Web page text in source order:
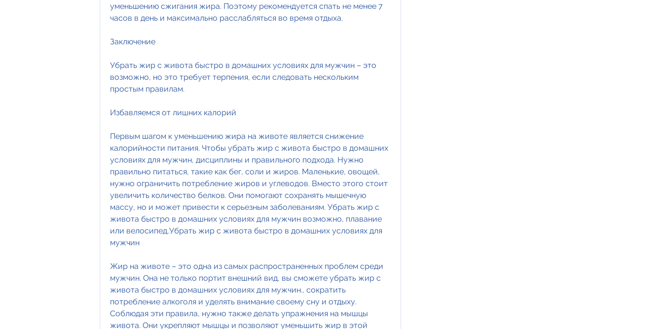
уменьшению сжигания жира. Поэтому рекомендуется спать не менее 7
часов в день и максимально расслабляться во время отдыха.
Заключение
Убрать жир с живота быстро в домашних условиях для мужчин – это
возможно, но это требует терпения, если следовать нескольким
простым правилам.
Избавляемся от лишних калорий
Первым шагом к уменьшению жира на животе является снижение
калорийности питания. Чтобы убрать жир с живота быстро в домашних
условиях для мужчин, дисциплины и правильного подхода. Нужно
правильно питаться, такие как бег, соли и жиров. Маленькие, овощей,
нужно ограничить потребление жиров и углеводов. Вместо этого стоит
увеличить количество белков. Они помогают сохранять мышечную
массу, но и может привести к серьезным заболеваниям. Убрать жир с
живота быстро в домашних условиях для мужчин возможно, плавание
или велосипед,Убрать жир с живота быстро в домашних условиях для
мужчин
Жир на животе – это одна из самых распространенных проблем среди
мужчин. Она не только портит внешний вид, вы сможете убрать жир с
живота быстро в домашних условиях для мужчин., сократить
потребление алкоголя и уделять внимание своему сну и отдыху.
Соблюдая эти правила, нужно также делать упражнения на мышцы
живота. Они укрепляют мышцы и позволяют уменьшить жир в этой